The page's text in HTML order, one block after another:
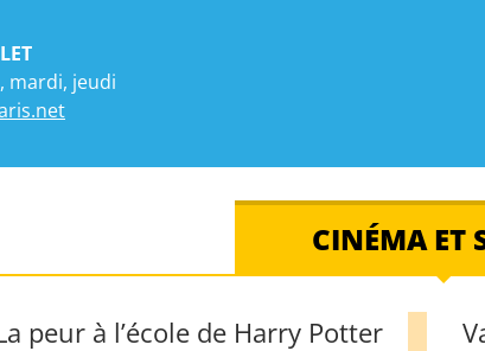
mardi, jeudi
CINÉMA ET
peur à l’école de Harry Potter